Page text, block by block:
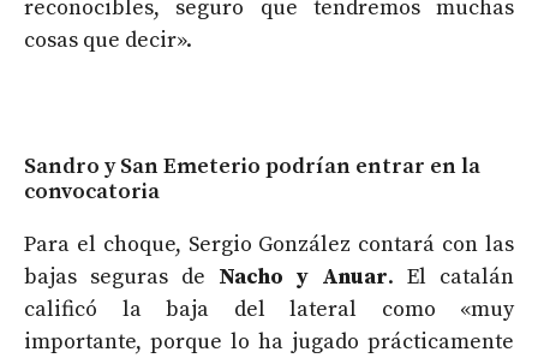
reconocibles, seguro que tendremos muchas
cosas que decir».
Sandro y San Emeterio podrían entrar en la
convocatoria
Para el choque, Sergio González contará con las
bajas seguras de Nacho y Anuar. El catalán
calificó la baja del lateral como «muy
importante, porque lo ha jugado prácticamente